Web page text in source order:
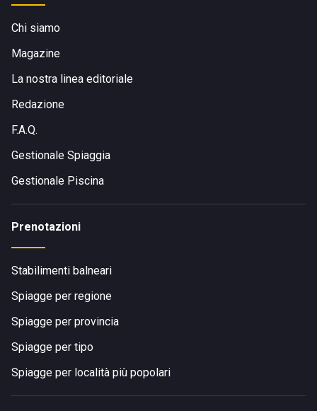
Chi siamo
Magazine
La nostra linea editoriale
Redazione
F.A.Q.
Gestionale Spiaggia
Gestionale Piscina
Prenotazioni
Stabilimenti balneari
Spiagge per regione
Spiagge per provincia
Spiagge per tipo
Spiagge per località più popolari